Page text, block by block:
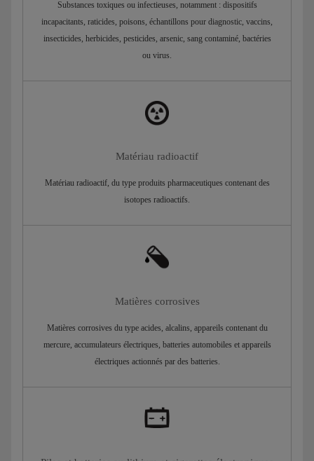
Substances toxiques ou infectieuses, notamment : dispositifs
incapacitants, raticides, poisons, échantillons pour diagnostic, vaccins,
insecticides, herbicides, pesticides, arsenic, sang contaminé, bactéries
ou virus.
Matériau radioactif
Matériau radioactif, du type produits pharmaceutiques contenant des
isotopes radioactifs.
Matières corrosives
Matières corrosives du type acides, alcalins, appareils contenant du
mercure, accumulateurs électriques, batteries automobiles et appareils
électriques actionnés par des batteries.